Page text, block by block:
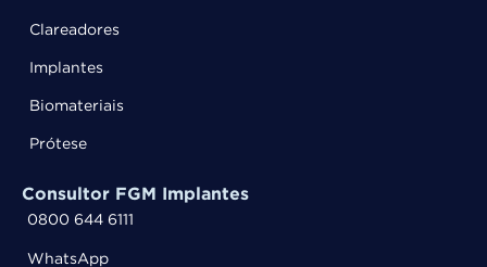
Clareadores
Implantes
Biomateriais
Prótese
Consultor FGM Implantes
0800 644 6111
WhatsApp